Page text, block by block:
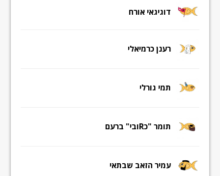
דוגיגאי אורח
רענן כרמיאלי
תמי גורלי
תומר "כRובי" ברעם
עמיר הזאב שבתאי